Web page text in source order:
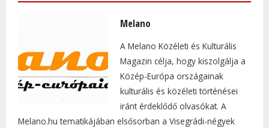
Melano
A Melano Közéleti és Kulturális
Magazin célja, hogy kiszolgálja a
Közép-Európa országainak
kulturális és közéleti történései
iránt érdeklődő olvasókat. A
Melano.hu tematikájában elsősorban a Visegrádi-négyek